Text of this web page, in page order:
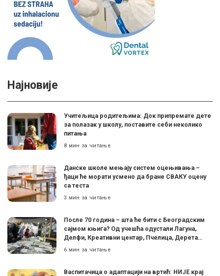
Најновије
Учитељица родитељима: Док припремате дете
за полазак у школу, поставите себи неколико
питања
8 мин за читање
Данске школе мењају систем оцењивања –
ђаци ће морати усмено да бране СВАКУ оцену
са теста
3 мин за читање
После 70 година – шта ће бити с Београдским
сајмом књига? Од учешћа одустали Лагуна,
Делфи, Креативни центар, Пчелица, Дерета…
6 мин за читање
Васпитачица о адаптацији на вртић: НИЈЕ крај